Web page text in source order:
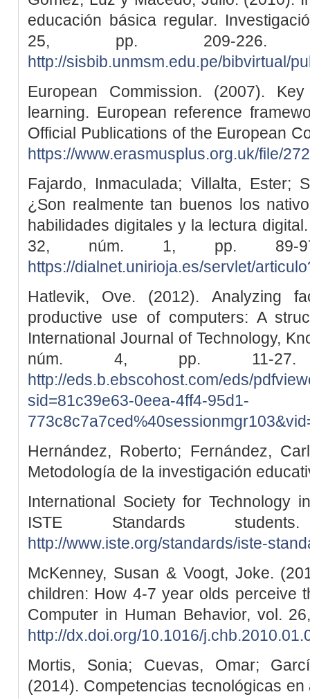
educación básica regular.
25, pp. 209-226.
http://sisbib.unmsm.edu.pe/bibvirtual/
European Commission. (2007).
learning. European reference
Official Publications of the European
https://www.erasmusplus.org.uk/file/
Fajardo, Inmaculada; Villalta, Ester;
¿Son realmente tan buenos los
habilidades digitales y la lectura
32, núm. 1, pp. 89-
https://dialnet.unirioja.es/servlet/
Hatlevik, Ove. (2012). Analyzing
productive use of computers: A
International Journal of Technology,
núm. 4, pp. 11-27.
http://eds.b.ebscohost.com/eds/
sid=81c39e63-0eea-4ff4-95d1-
Hernández, Roberto; Fernández,
Metodología de la investigación
International Society for Technology
ISTE Standards
http://www.iste.org/standards/iste-
McKenney, Susan & Voogt, Joke.
children: How 4-7 year olds perceive
Computer in Human Behavior, vol.
http://dx.doi.org/10.1016/
Mortis, Sonia; Cuevas, Omar;
(2014). Competencias tecnológicas